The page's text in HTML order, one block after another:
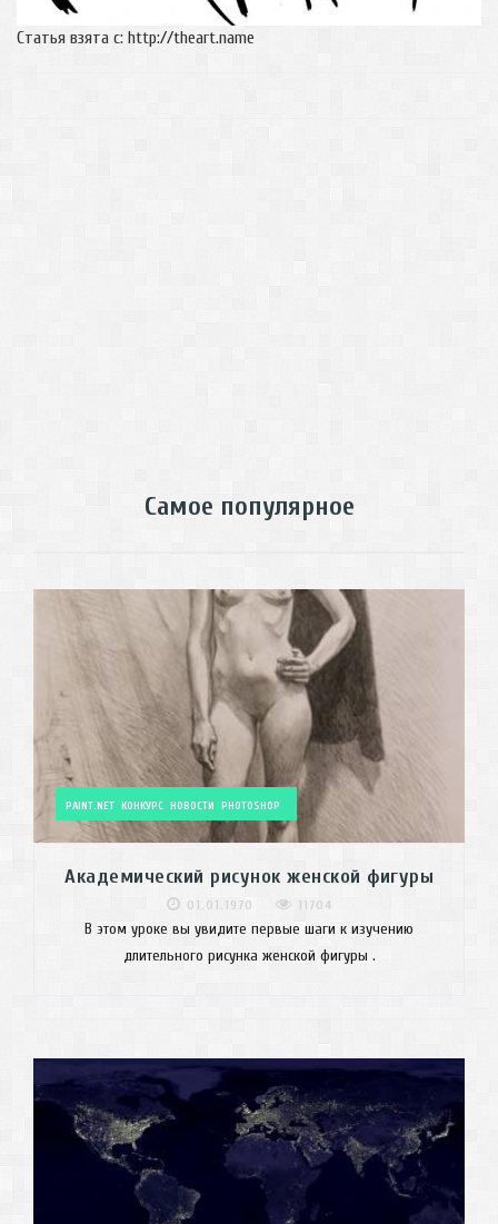
Статья взята с: http://theart.name
Самое популярное
PAINT.NET КОНКУРС НОВОСТИ PHOTOSHOP
Академический рисунок женской фигуры
01.01.1970 11704
В этом уроке вы увидите первые шаги к изучению
длительного рисунка женской фигуры .